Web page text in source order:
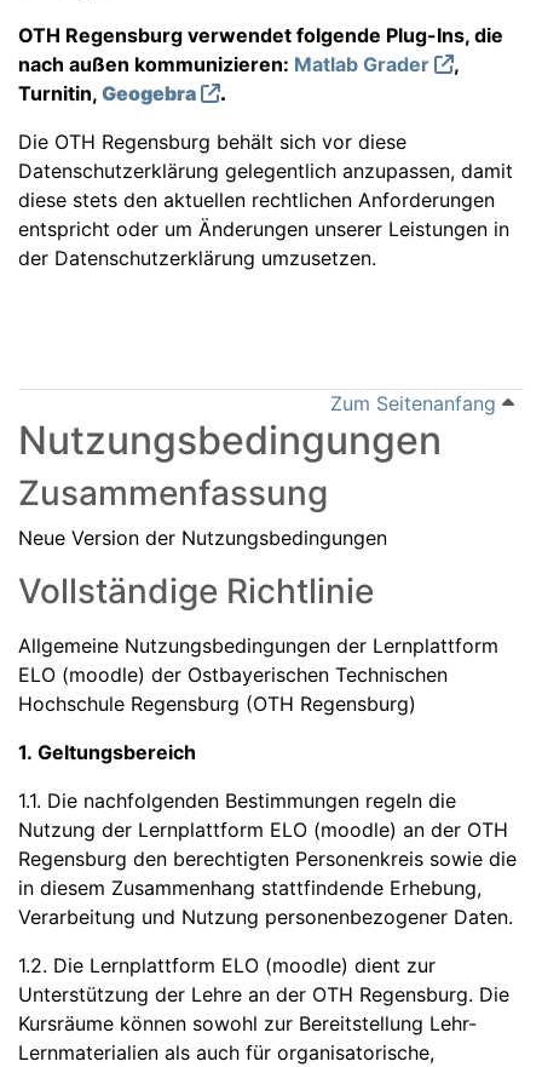
OTH Regensburg verwendet folgende Plug-Ins, die
nach außen kommunizieren: Matlab Grader
,
Turnitin, Geogebra
.
Die OTH Regensburg behält sich vor diese
Datenschutzerklärung gelegentlich anzupassen, damit
diese stets den aktuellen rechtlichen Anforderungen
entspricht oder um Änderungen unserer Leistungen in
der Datenschutzerklärung umzusetzen.
Zum Seitenanfang
Nutzungsbedingungen
Zusammenfassung
Neue Version der Nutzungsbedingungen
Vollständige Richtlinie
Allgemeine Nutzungsbedingungen der Lernplattform
ELO (moodle) der Ostbayerischen Technischen
Hochschule Regensburg (OTH Regensburg)
1. Geltungsbereich
1.1. Die nachfolgenden Bestimmungen regeln die
Nutzung der Lernplattform ELO (moodle) an der OTH
Regensburg den berechtigten Personenkreis sowie die
in diesem Zusammenhang stattfindende Erhebung,
Verarbeitung und Nutzung personenbezogener Daten.
1.2. Die Lernplattform ELO (moodle) dient zur
Unterstützung der Lehre an der OTH Regensburg. Die
Kursräume können sowohl zur Bereitstellung Lehr-
Lernmaterialien als auch für organisatorische,